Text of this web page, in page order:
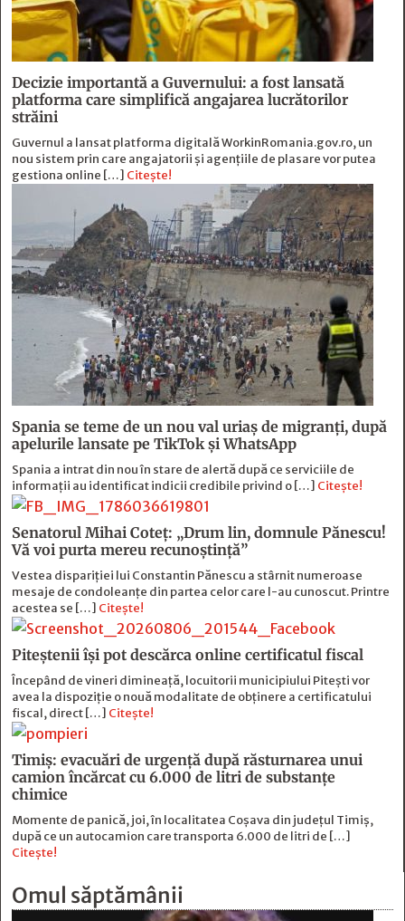
Decizie importantă a Guvernului: a fost lansată
platforma care simplifică angajarea lucrătorilor
străini
Guvernul a lansat platforma digitală WorkinRomania.gov.ro, un
nou sistem prin care angajatorii și agențiile de plasare vor putea
gestiona online […] Citește!
Spania se teme de un nou val uriaș de migranți, după
apelurile lansate pe TikTok și WhatsApp
Spania a intrat din nou în stare de alertă după ce serviciile de
informații au identificat indicii credibile privind o […] Citește!
Senatorul Mihai Coteț: „Drum lin, domnule Pănescu!
Vă voi purta mereu recunoștință”
Vestea dispariției lui Constantin Pănescu a stârnit numeroase
mesaje de condoleanțe din partea celor care l-au cunoscut. Printre
acestea se […] Citește!
Piteștenii își pot descărca online certificatul fiscal
Începând de vineri dimineață, locuitorii municipiului Pitești vor
avea la dispoziție o nouă modalitate de obținere a certificatului
fiscal, direct […] Citește!
Timiș: evacuări de urgență după răsturnarea unui
camion încărcat cu 6.000 de litri de substanțe
chimice
Momente de panică, joi, în localitatea Coșava din județul Timiș,
după ce un autocamion care transporta 6.000 de litri de […]
Citește!
Omul săptămânii